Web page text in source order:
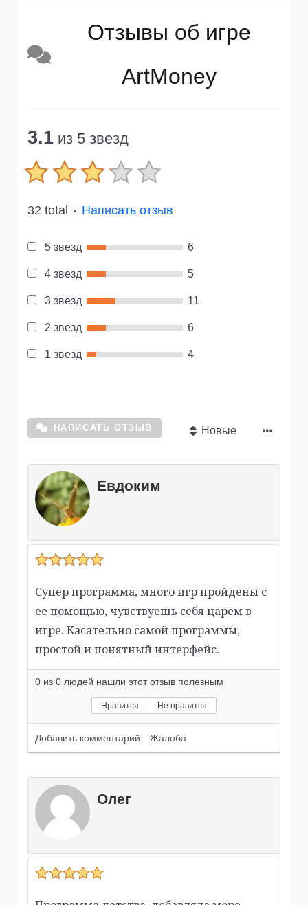
Отзывы об игре
ArtMoney
3.1 из 5 звезд
32 total ● Написать отзыв
5 звезд 6
4 звезд 5
3 звезд 11
2 звезд 6
1 звезд 4
НАПИСАТЬ ОТЗЫВ Новые
Евдоким
Супер программа, много игр пройдены с
ее помощью, чувствуешь себя царем в
игре. Касательно самой программы,
простой и понятный интерфейс.
0 из 0 людей нашли этот отзыв полезным
Нравится Не нравится
Добавить комментарий Жалоба
Олег